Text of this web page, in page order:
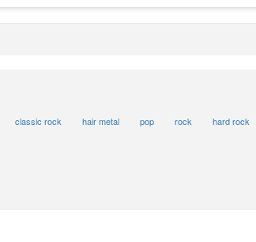
classic rock hair metal pop rock hard rock